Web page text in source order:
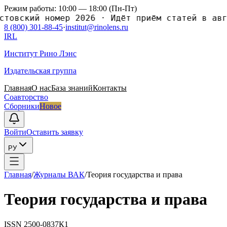
Режим работы: 10:00 — 18:00 (Пн-Пт)
номер 2026· Идёт приём статей в
8 (800) 301-88-45·institut@rinolens.ru
IRL
Институт Рино Лэнс
Издательская группа
ГлавнаяО насБаза знанийКонтакты
Соавторство
СборникиНовое
ВойтиОставить заявку
РУ
Главная/Журналы ВАК/Теория государства и права
Теория государства и права
ISSN 2500-0837К1